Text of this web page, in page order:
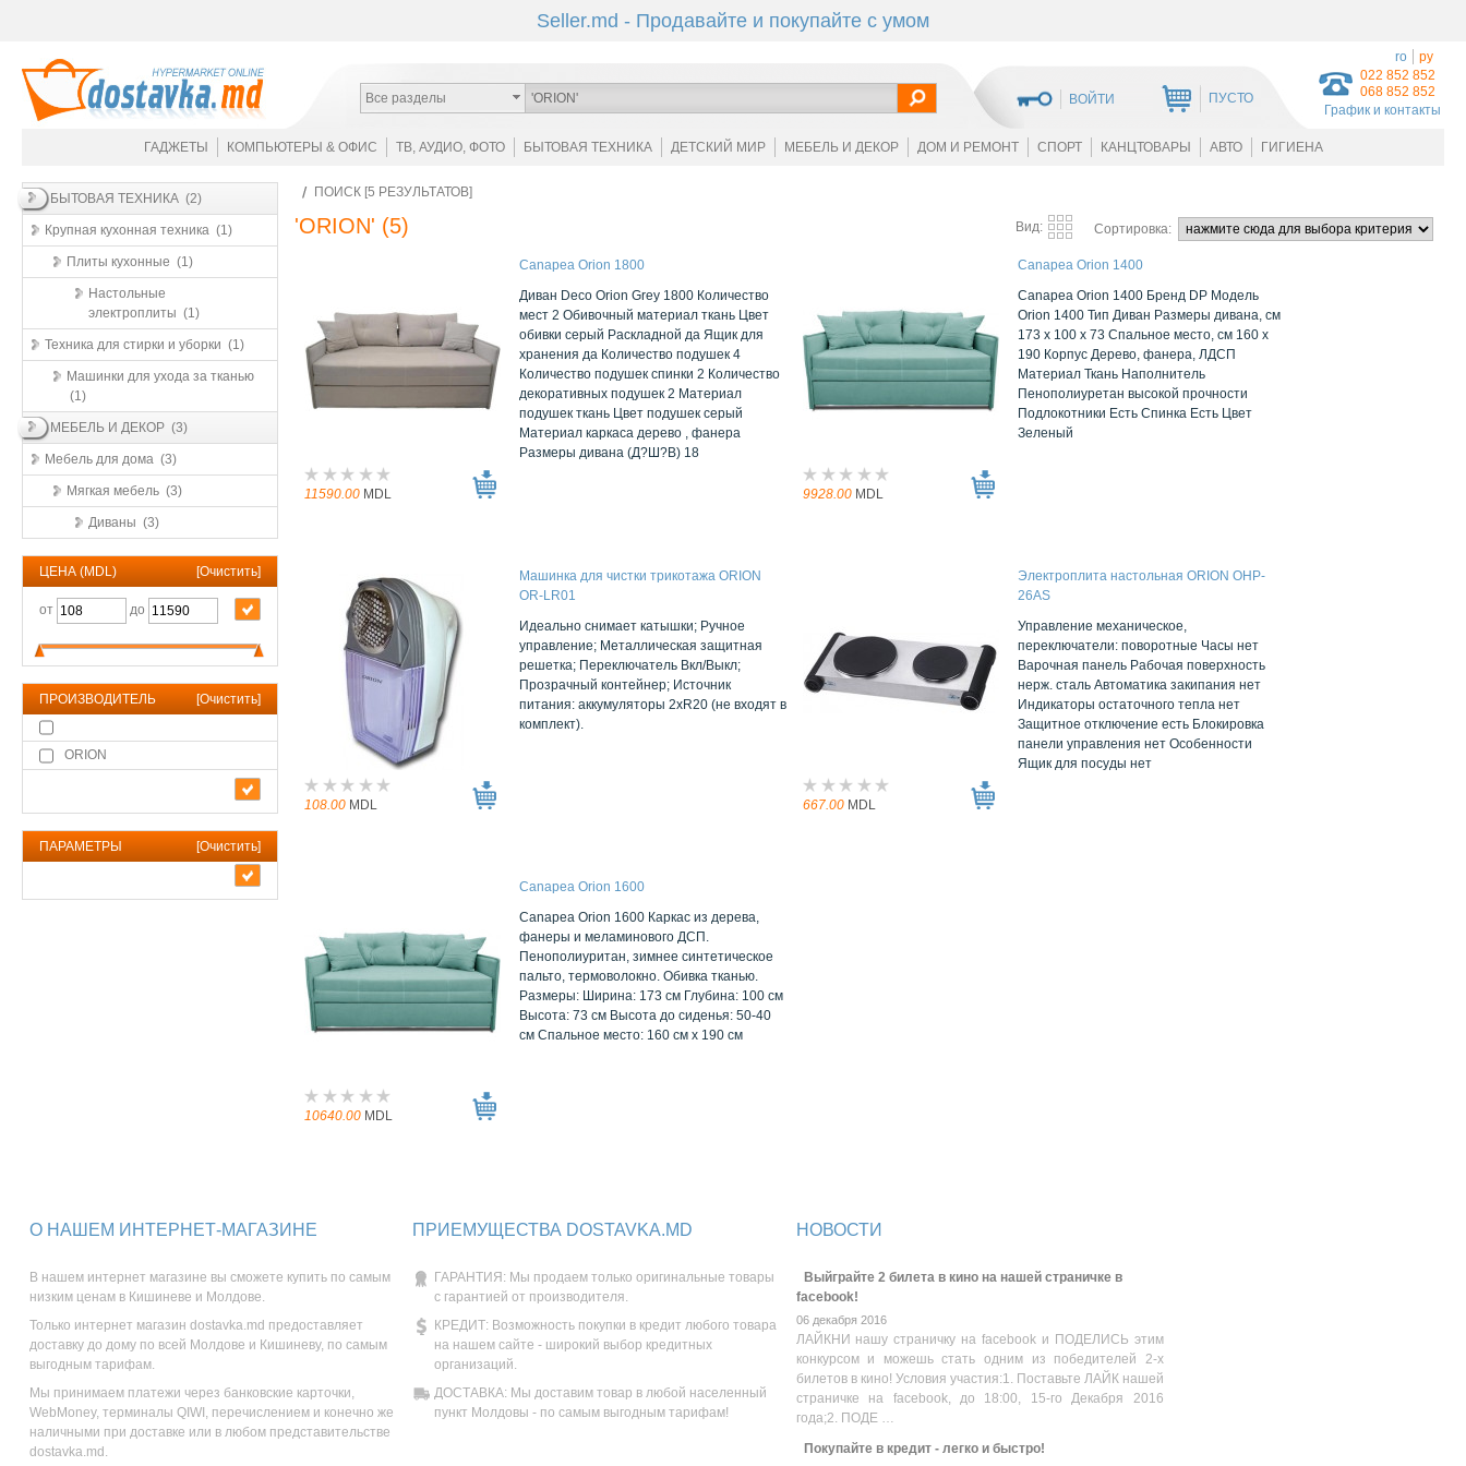
Seller.md - Продавайте и покупайте с умом
022 852 852
068 852 852
График и контакты
Все разделы ВОЙТИ ПУСТО
ro ру
ГАДЖЕТЫ КОМПЬЮТЕРЫ & ОФИС ТВ, АУДИО, ФОТО БЫТОВАЯ ТЕХНИКА ДЕТСКИЙ МИР МЕБЕЛЬ И ДЕКОР ДОМ И РЕМОНТ СПОРТ КАНЦТОВАРЫ АВТО ГИГИЕНА
БЫТОВАЯ ТЕХНИКА (2)
Крупная кухонная техника (1)
Плиты кухонные (1)
Настольные
электроплиты (1)
Техника для стирки и уборки (1)
Машинки для ухода за тканью
(1)
МЕБЕЛЬ И ДЕКОР (3)
Мебель для дома (3)
Мягкая мебель (3)
Диваны (3)
ЦЕНА (MDL) [Очистить]
от до
ПРОИЗВОДИТЕЛЬ [Очистить]
ORION
ПАРАМЕТРЫ [Очистить]
ПОИСК [5 РЕЗУЛЬТАТОВ]
'ORION' (5) Вид: Сортировка:
11590.00 MDL
Canapea Orion 1800
Диван Deco Orion Grey 1800 Количество
мест 2 Обивочный материал ткань Цвет
обивки серый Раскладной да Ящик для
хранения да Количество подушек 4
Количество подушек спинки 2 Количество
декоративных подушек 2 Материал
подушек ткань Цвет подушек серый
Материал каркаса дерево , фанера
Размеры дивана (Д?Ш?В) 18
9928.00 MDL
Canapea Orion 1400
Canapea Orion 1400 Бренд DP Модель
Orion 1400 Тип Диван Размеры дивана, см
173 x 100 x 73 Спальное место, см 160 x
190 Корпус Дерево, фанера, ЛДСП
Mатериал Ткань Наполнитель
Пенополиуретан высокой прочности
Подлокотники Есть Спинка Есть Цвет
Зеленый
108.00 MDL
Машинка для чистки трикотажа ORION
OR-LR01
Идеально снимает катышки; Ручное
управление; Металлическая защитная
решетка; Переключатель Вкл/Выкл;
Прозрачный контейнер; Источник
питания: аккумуляторы 2xR20 (не входят в
комплект).
667.00 MDL
Электроплита настольная ORION OHP-
26AS
Управление механическое,
переключатели: поворотные Часы нет
Варочная панель Рабочая поверхность
нерж. сталь Автоматика закипания нет
Индикаторы остаточного тепла нет
Защитное отключение есть Блокировка
панели управления нет Особенности
Ящик для посуды нет
10640.00 MDL
Canapea Orion 1600
Canapea Orion 1600 Каркас из дерева,
фанеры и меламинового ДСП.
Пенополиуритан, зимнее синтетическое
пальто, термоволокно. Обивка тканью.
Размеры: Ширина: 173 см Глубина: 100 см
Высота: 73 см Высота до сиденья: 50-40
см Спальное место: 160 см x 190 см
О НАШЕМ ИНТЕРНЕТ-МАГАЗИНЕ
В нашем интернет магазине вы сможете купить по самым
низким ценам в Кишиневе и Молдове.
Только интернет магазин dostavka.md предоставляет
доставку до дому по всей Молдове и Кишиневу, по самым
выгодным тарифам.
Мы принимаем платежи через банковские карточки,
WebMoney, терминалы QIWI, перечислением и конечно же
наличными при доставке или в любом представительстве
dostavka.md.
ПРИЕМУЩЕСТВА DOSTAVKA.MD
ГАРАНТИЯ: Мы продаем только оригинальные товары
с гарантией от производителя.
КРЕДИТ: Возможность покупки в кредит любого товара
на нашем сайте - широкий выбор кредитных
организаций.
ДОСТАВКА: Мы доставим товар в любой населенный
пункт Молдовы - по самым выгодным тарифам!
НОВОСТИ
Выйграйте 2 билета в кино на нашей страничке в
facebook!
06 декабря 2016
ЛАЙКНИ нашу страничку на facebook и ПОДЕЛИСЬ этим
конкурсом и можешь стать одним из победителей 2-х
билетов в кино! Условия участия:1. Поставьте ЛАЙК нашей
страничке на facebook, до 18:00, 15-го Декабря 2016
года;2. ПОДЕ …
Покупайте в кредит - легко и быстро!